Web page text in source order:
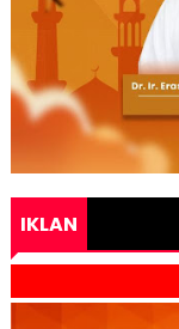
IKLAN